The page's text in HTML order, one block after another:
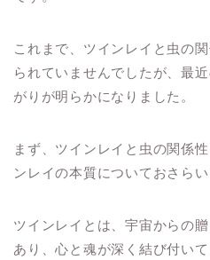
これまで、ツインレイと虫の
られていませんでしたが、最
がりが明らかになりました。
まず、ツインレイと虫の関係
ンレイの本質についておさら
ツインレイとは、宇宙からの
あり、心と魂が深く結び付いて